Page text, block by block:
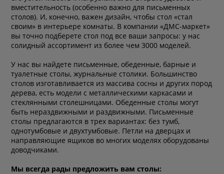
вместительность (особенно важно для письменных
столов). И, конечно, важен дизайн, чтобы стол «стал
своим» в интерьере комнаты. В компании «ДМС-маркет»
вы точно подберете стол под все ваши запросы: у нас
солидный ассортимент из более чем 3000 моделей.
У нас вы найдете письменные, обеденные, барные и
туалетные столы, журнальные столики. Большинство
столов изготавливается из массива сосны и других пород
дерева, есть модели с металлическими каркасами и
стеклянными столешницами. Обеденные столы могут
быть нераздвижными и раздвижными. Письменные
столы предлагаются в трех вариантах: без тумб,
однотумбовые и двухтумбовые. Петли на дверцах и
направляющие ящиков во многих моделях оборудованы
доводчиками.
Мы всегда рады предложить вам столы: